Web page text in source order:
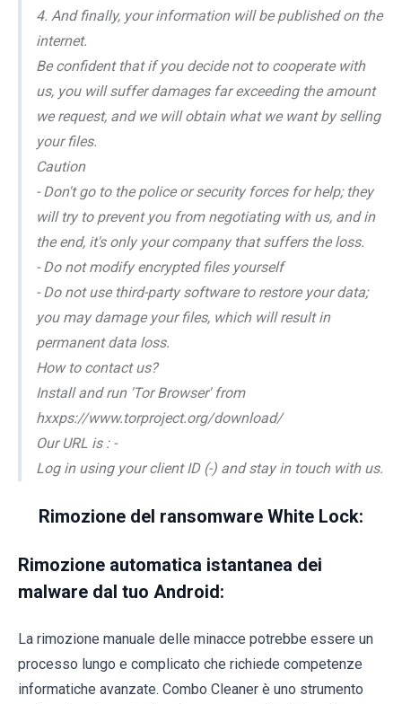
4. And finally, your information will be published on the
internet.
Be confident that if you decide not to cooperate with
us, you will suffer damages far exceeding the amount
we request, and we will obtain what we want by selling
your files.
Caution
- Don't go to the police or security forces for help; they
will try to prevent you from negotiating with us, and in
the end, it's only your company that suffers the loss.
- Do not modify encrypted files yourself
- Do not use third-party software to restore your data;
you may damage your files, which will result in
permanent data loss.
How to contact us?
Install and run 'Tor Browser' from
hxxps://www.torproject.org/download/
Our URL is : -
Log in using your client ID (-) and stay in touch with us.
Rimozione del ransomware White Lock:
Rimozione automatica istantanea dei
malware dal tuo Android:
La rimozione manuale delle minacce potrebbe essere un
processo lungo e complicato che richiede competenze
informatiche avanzate. Combo Cleaner è uno strumento